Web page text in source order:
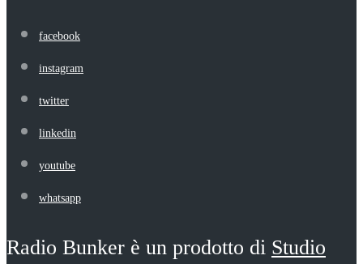
facebook
instagram
twitter
linkedin
youtube
whatsapp
Radio Bunker è un prodotto di Studio